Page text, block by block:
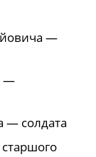
—
—
— солдата